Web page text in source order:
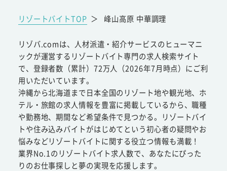
リゾートバイトTOP ＞ 峰山高原 中華調理
リゾバ.comは、人材派遣・紹介サービスのヒューマニ
ックが運営するリゾートバイト専門の求人検索サイト
で、登録者数（累計）72万人（2026年7月時点）にご利
用いただいています。
沖縄から北海道まで日本全国のリゾート地や観光地、ホ
テル・旅館の求人情報を豊富に掲載しているから、職種
や勤務地、期間など希望条件で見つかる。リゾートバイ
トや住み込みバイトがはじめてという初心者の疑問やお
悩みなどリゾートバイトに関する役立つ情報も満載！
業界No.1のリゾートバイト求人数で、あなたにぴった
りのお仕事探しと夢の実現を応援します。